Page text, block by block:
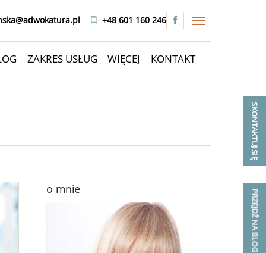
PRZEJDŹ NA BLOG
+48 601 160 246 Menu
ZAKRES USŁUG WIĘCEJ KONTAKT
o mnie
SKONTAKTUJ SIĘ